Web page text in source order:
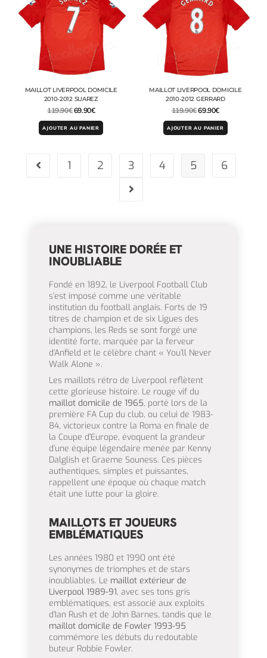
MAILLOT LIVERPOOL DOMICILE
2010-2012 SUAREZ
119.90€69.90€
AJOUTER AU PANIER
MAILLOT LIVERPOOL DOMICILE
2010-2012 GERRARD
119.90€69.90€
AJOUTER AU PANIER
1 2 3 4 5 6
UNE HISTOIRE DORÉE ET
INOUBLIABLE
Fondé en 1892, le Liverpool Football Club
s’est imposé comme une véritable
institution du football anglais. Forts de 19
titres de champion et de six Ligues des
champions, les Reds se sont forgé une
identité forte, marquée par la ferveur
d’Anfield et le célèbre chant « You’ll Never
Walk Alone ».
Les maillots rétro de Liverpool reflètent
cette glorieuse histoire. Le rouge vif du
maillot domicile de 1965, porté lors de la
première FA Cup du club, ou celui de 1983-
84, victorieux contre la Roma en finale de
la Coupe d’Europe, évoquent la grandeur
d’une équipe légendaire menée par Kenny
Dalglish et Graeme Souness. Ces pièces
authentiques, simples et puissantes,
rappellent une époque où chaque match
était une lutte pour la gloire.
MAILLOTS ET JOUEURS
EMBLÉMATIQUES
Les années 1980 et 1990 ont été
synonymes de triomphes et de stars
inoubliables. Le maillot extérieur de
Liverpool 1989-91, avec ses tons gris
emblématiques, est associé aux exploits
d’Ian Rush et de John Barnes, tandis que le
maillot domicile de Fowler 1993-95
commémore les débuts du redoutable
buteur Robbie Fowler.